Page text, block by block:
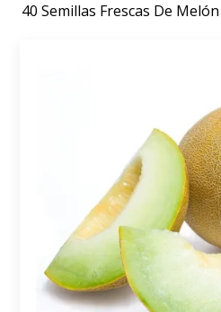
40 Semillas Frescas De